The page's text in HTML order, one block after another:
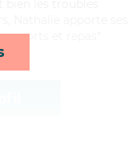
et repas*